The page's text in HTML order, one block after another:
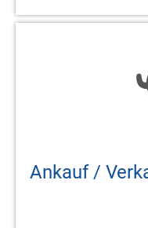
Ankauf /